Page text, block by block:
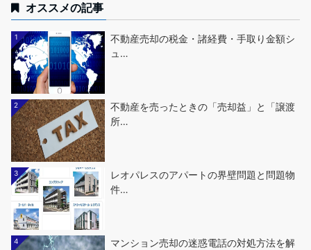
オススメの記事
1
不動産売却の税金・諸経費・手取り金額シ
ュ…
2
不動産を売ったときの「売却益」と「譲渡
所…
3
レオパレスのアパートの界壁問題と問題物
件…
4
マンション売却の迷惑電話の対処方法を解